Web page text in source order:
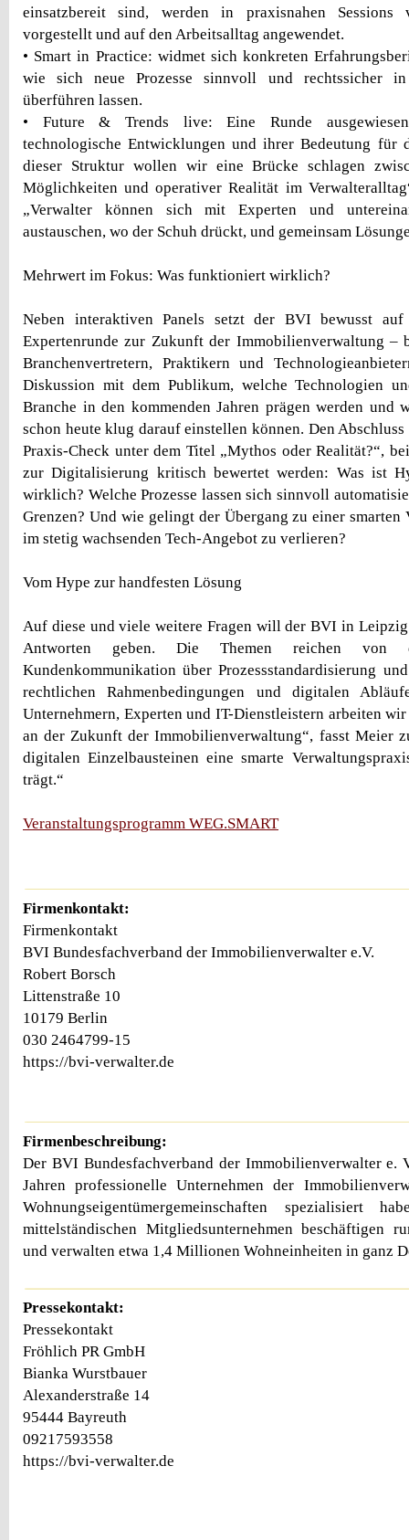
einsatzbereit sind, werden in praxisnahen Sessions
vorgestellt und auf den Arbeitsalltag angewendet.
• Smart in Practice: widmet sich konkreten
wie sich neue Prozesse sinnvoll und rechtssicher
überführen lassen.
• Future & Trends live: Eine Runde
technologische Entwicklungen und ihrer Bedeutung für
dieser Struktur wollen wir eine Brücke schlagen
Möglichkeiten und operativer Realität im
„Verwalter können sich mit Experten und
austauschen, wo der Schuh drückt, und gemeinsam
Mehrwert im Fokus: Was funktioniert wirklich?
Neben interaktiven Panels setzt der BVI bewusst auf
Expertenrunde zur Zukunft der Immobilienverwaltung –
Branchenvertretern, Praktikern und
Diskussion mit dem Publikum, welche Technologien
Branche in den kommenden Jahren prägen werden und
schon heute klug darauf einstellen können. Den
Praxis-Check unter dem Titel „Mythos oder Realität?“,
zur Digitalisierung kritisch bewertet werden: Was ist
wirklich? Welche Prozesse lassen sich sinnvoll
Grenzen? Und wie gelingt der Übergang zu einer smarten
im stetig wachsenden Tech-Angebot zu verlieren?
Vom Hype zur handfesten Lösung
Auf diese und viele weitere Fragen will der BVI in
Antworten geben. Die Themen reichen von
Kundenkommunikation über Prozessstandardisierung
rechtlichen Rahmenbedingungen und digitalen
Unternehmern, Experten und IT-Dienstleistern arbeiten
an der Zukunft der Immobilienverwaltung“, fasst Meier
digitalen Einzelbausteinen eine smarte
trägt.“
Veranstaltungsprogramm WEG.SMART
Firmenkontakt:
Firmenkontakt
BVI Bundesfachverband der Immobilienverwalter e.V.
Robert Borsch
Littenstraße 10
10179 Berlin
030 2464799-15
https://bvi-verwalter.de
Firmenbeschreibung:
Der BVI Bundesfachverband der Immobilienverwalter e.
Jahren professionelle Unternehmen der
Wohnungseigentümergemeinschaften spezialisiert
mittelständischen Mitgliedsunternehmen beschäftigen
und verwalten etwa 1,4 Millionen Wohneinheiten in ganz
Pressekontakt:
Pressekontakt
Fröhlich PR GmbH
Bianka Wurstbauer
Alexanderstraße 14
95444 Bayreuth
09217593558
https://bvi-verwalter.de